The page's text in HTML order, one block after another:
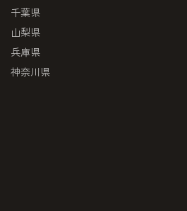
千葉県
山梨県
兵庫県
神奈川県